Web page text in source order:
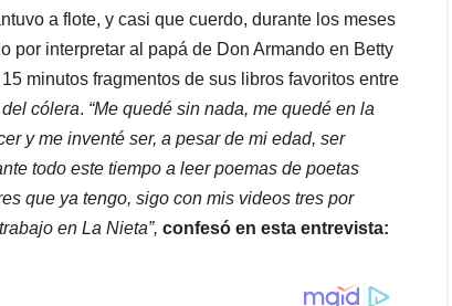
a flote, y casi que cuerdo, durante los meses
por interpretar al papá de Don Armando en Betty
minutos fragmentos de sus libros favoritos entre
cólera. “Me quedé sin nada, me quedé en la
y me inventé ser, a pesar de mi edad, ser
todo este tiempo a leer poemas de poetas
que ya tengo, sigo con mis videos tres por
en La Nieta”, confesó en esta entrevista: